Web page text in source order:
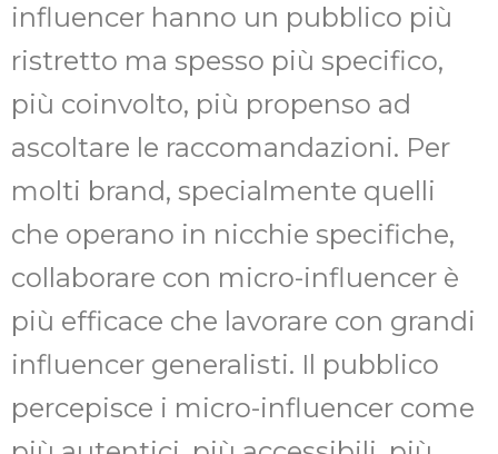
influencer hanno un pubblico più
ristretto ma spesso più specifico,
più coinvolto, più propenso ad
ascoltare le raccomandazioni. Per
molti brand, specialmente quelli
che operano in nicchie specifiche,
collaborare con micro-influencer è
più efficace che lavorare con grandi
influencer generalisti. Il pubblico
percepisce i micro-influencer come